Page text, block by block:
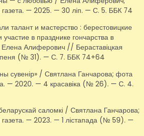
— 2025. — 30 ліп. — С. 5. ББК 74
талант и мастерство : берестовицкие
в празднике гончарства в
Алиферович // Бераставіцкая
(№ 31). — С. 7. ББК 74+64
сувенір» / Святлана Ганчарова; фота
— 2020. — 4 красавіка (№ 26). — С. 4.
саломкі / Святлана Ганчарова;
— 2023. — 1 лістапада (№ 59). —